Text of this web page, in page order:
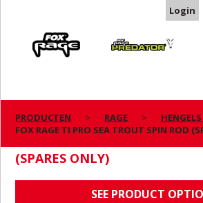
Login
Predator
PRODUCTEN RAGE
FOX RAGE TI PRO SEA TROUT SPIN ROD
(SPARES ONLY)
SEE PRODUCT